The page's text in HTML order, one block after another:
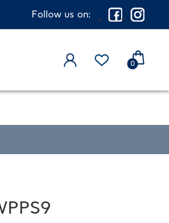
Follow us on:
0